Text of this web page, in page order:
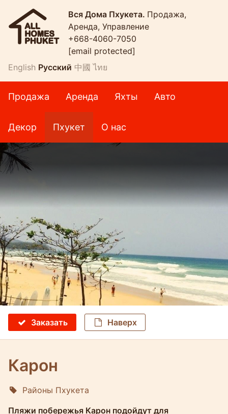
Вся Дома Пхукета. Продажа,
Аренда, Управление
+668-4060-7050
[email protected]
English Русский 中國 ไทย
Продажа Аренда Яхты Авто
Декор Пхукет О нас
Заказать Наверх
Карон
Районы Пхукета
Пляжи побережья Карон подойдут для